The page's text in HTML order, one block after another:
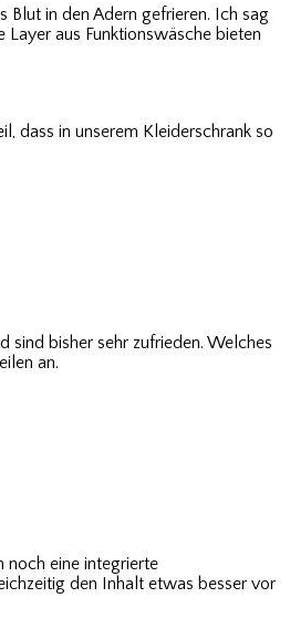
Blut in den Adern gefrieren. Ich sag
aus Funktionswäsche bieten
dass in unserem Kleiderschrank so
sind bisher sehr zufrieden. Welches
an.
noch eine integrierte
den Inhalt etwas besser vor